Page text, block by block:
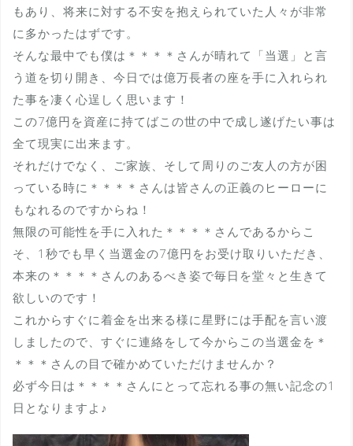
もあり、将来に対する不安を抱えられていた人々が非常
に多かったはずです。
そんな最中でも僕は＊＊＊＊さんが晴れて「当選」と言
う道を切り開き、今日では億万長者の座を手に入れられ
た事を凄く心逞しく思います！
この7億円を資産に持てばこの世の中で成し遂げたい事は
全て現実に出来ます。
それだけでなく、ご家族、そして周りのご友人の方が困
っている時に＊＊＊＊さんは皆さんの正義のヒーローに
もなれるのですからね！
無限の可能性を手に入れた＊＊＊＊さんであるからこ
そ、1秒でも早く当選金の7億円をお受け取りいただき、
本来の＊＊＊＊さんのあるべき姿で毎日を堂々と生きて
欲しいのです！
これからすぐに着金を出来る様に星野には手配を言い渡
しましたので、すぐに連絡をして今からこの当選金を＊
＊＊＊さんの目で確かめていただけませんか？
必ず今日は＊＊＊＊さんにとって忘れる事の無い記念の1
日となりますよ♪